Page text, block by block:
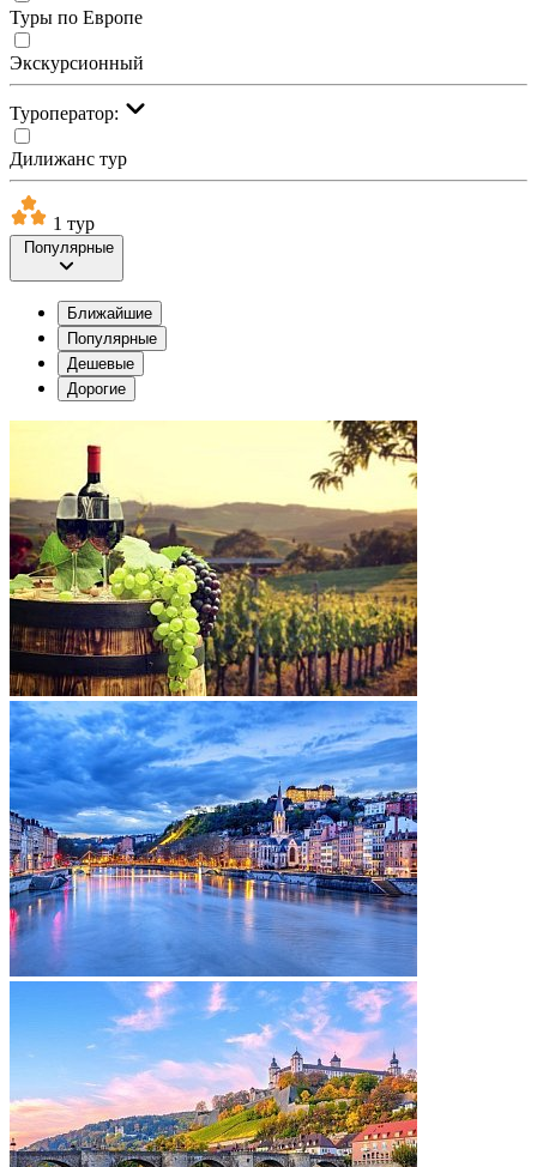
Туры по Европе
Экскурсионный
Туроператор:
Дилижанс тур
1 тур
Популярные
Ближайшие
Популярные
Дешевые
Дорогие